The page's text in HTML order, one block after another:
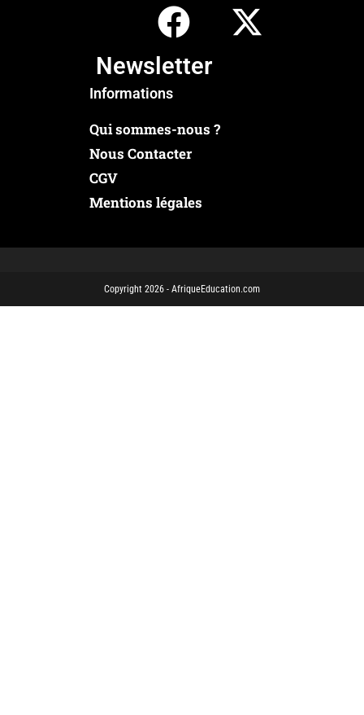
Newsletter
Informations
Qui sommes-nous ?
Nous Contacter
CGV
Mentions légales
Copyright 2026 - AfriqueEducation.com